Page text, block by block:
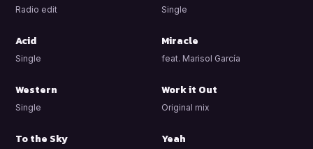
Radio edit Single
Acid
Single
Miracle
feat. Marisol García
Western
Single
Work it Out
Original mix
To the Sky Yeah